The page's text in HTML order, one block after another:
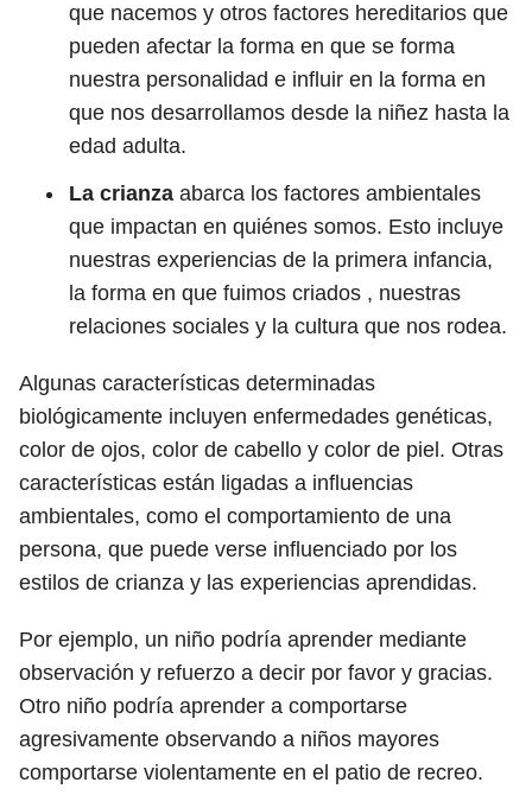
que nacemos y otros factores hereditarios que
pueden afectar la forma en que se forma
nuestra personalidad e influir en la forma en
que nos desarrollamos desde la niñez hasta la
edad adulta.
La crianza abarca los factores ambientales
que impactan en quiénes somos. Esto incluye
nuestras experiencias de la primera infancia,
la forma en que fuimos criados , nuestras
relaciones sociales y la cultura que nos rodea.
Algunas características determinadas
biológicamente incluyen enfermedades genéticas,
color de ojos, color de cabello y color de piel. Otras
características están ligadas a influencias
ambientales, como el comportamiento de una
persona, que puede verse influenciado por los
estilos de crianza y las experiencias aprendidas.
Por ejemplo, un niño podría aprender mediante
observación y refuerzo a decir por favor y gracias.
Otro niño podría aprender a comportarse
agresivamente observando a niños mayores
comportarse violentamente en el patio de recreo.